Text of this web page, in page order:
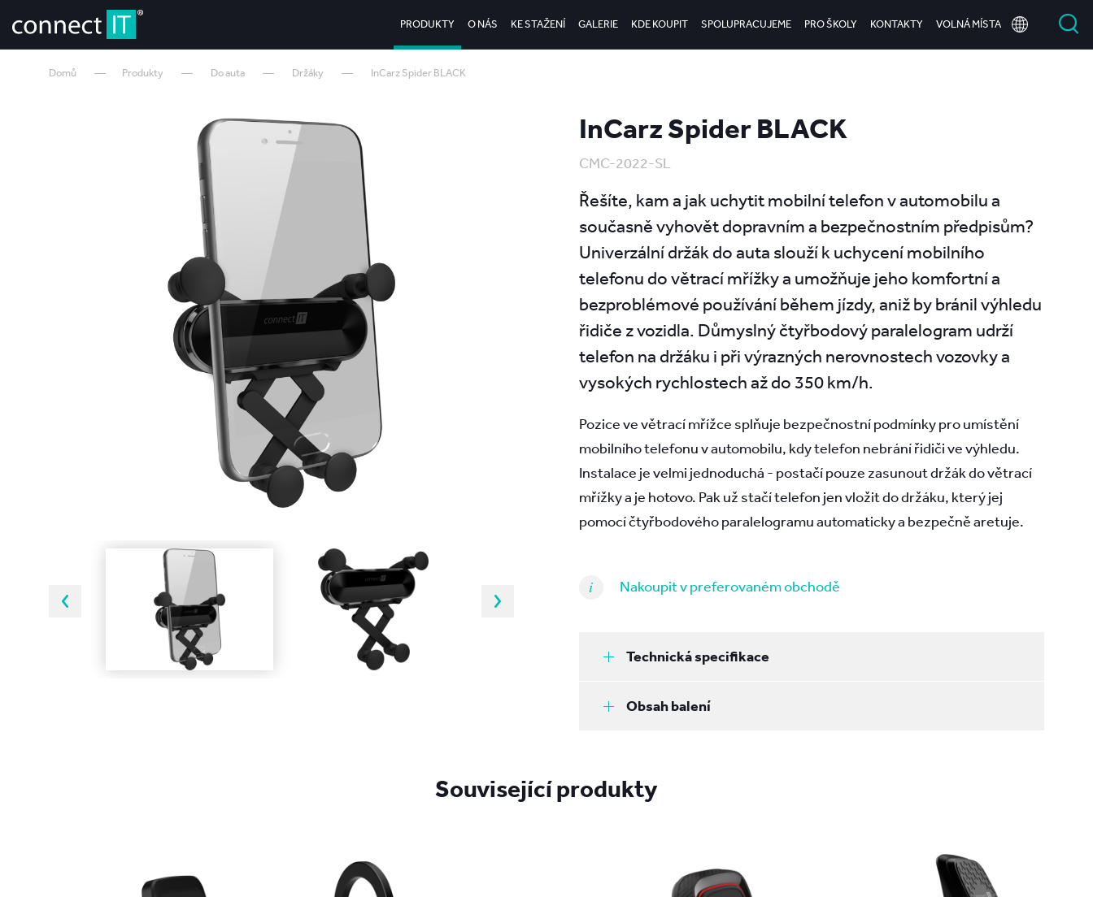
PRODUKTY O NÁS KE STAŽENÍ GALERIE KDE KOUPIT SPOLUPRACUJEME PRO ŠKOLY KONTAKTY VOLNÁ MÍSTA
Domů Produkty Do auta Držáky InCarz Spider BLACK
InCarz Spider BLACK
CMC-2022-SL
Řešíte, kam a jak uchytit mobilní telefon v automobilu a
současně vyhovět dopravním a bezpečnostním předpisům?
Univerzální držák do auta slouží k uchycení mobilního
telefonu do větrací mřížky a umožňuje jeho komfortní a
bezproblémové používání během jízdy, aniž by bránil výhledu
řidiče z vozidla. Důmyslný čtyřbodový paralelogram udrží
telefon na držáku i při výrazných nerovnostech vozovky a
vysokých rychlostech až do 350 km/h.
Pozice ve větrací mřížce splňuje bezpečnostní podmínky pro umístění
mobilního telefonu v automobilu, kdy telefon nebrání řidiči ve výhledu.
Instalace je velmi jednoduchá - postačí pouze zasunout držák do větrací
mřížky a je hotovo. Pak už stačí telefon jen vložit do držáku, který jej
pomocí čtyřbodového paralelogramu automaticky a bezpečně aretuje.
Nakoupit v preferovaném obchodě
Technická specifikace
Obsah balení
Související produkty